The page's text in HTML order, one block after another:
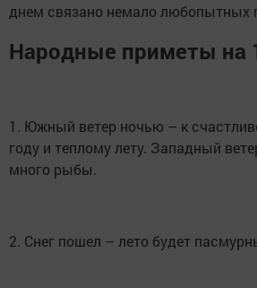
днем связано немало любопытных
Народные приметы на
1. Южный ветер ночью – к
году и теплому лету. Западный
много рыбы.
2. Снег пошел – лето будет